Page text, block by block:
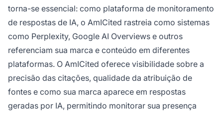
torna-se essencial: como plataforma de monitoramento
de respostas de IA, o AmICited rastreia como sistemas
como Perplexity, Google AI Overviews e outros
referenciam sua marca e conteúdo em diferentes
plataformas. O AmICited oferece visibilidade sobre a
precisão das citações, qualidade da atribuição de
fontes e como sua marca aparece em respostas
geradas por IA, permitindo monitorar sua presença